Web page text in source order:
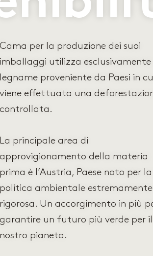
Cama per la produzione dei suoi
imballaggi utilizza esclusivamente
legname proveniente da Paesi in
viene effettuata una
controllata.
La principale area di
approvigionamento della materia
prima è l’Austria, Paese noto per la
politica ambientale estremamente
rigorosa. Un accorgimento in più
garantire un futuro più verde per il
nostro pianeta.